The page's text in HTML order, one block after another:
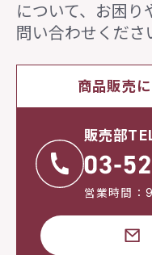
について、 お困り
問い合わせくださ
商品販売
販売部
営業時間